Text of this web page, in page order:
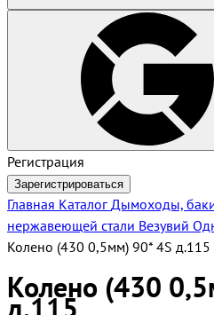
Регистрация
Зарегистрироваться
Главная Каталог Дымоходы,
нержавеющей стали Везувий
Колено (430 0,5мм) 90* 4S д.115
Колено (430